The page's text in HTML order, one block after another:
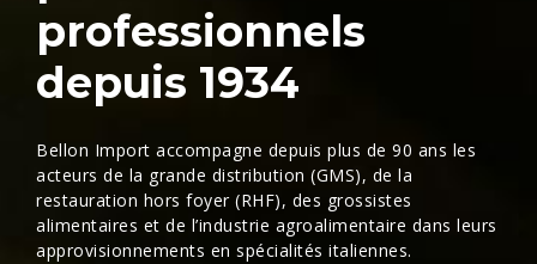
professionnels
depuis 1934
Bellon Import accompagne depuis plus de 90 ans les
acteurs de la grande distribution (GMS), de la
restauration hors foyer (RHF), des grossistes
alimentaires et de l’industrie agroalimentaire dans leurs
approvisionnements en spécialités italiennes.